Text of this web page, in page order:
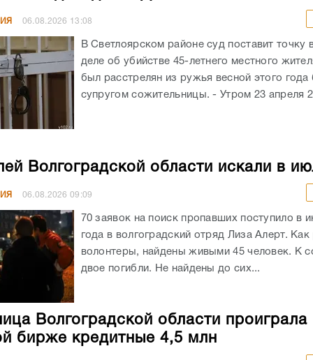
06.08.2026 13:08
В Светлоярском районе суд поставит точку
деле об убийстве 45-летнего местного
был расстрелян из ружья весной этого
супругом сожительницы. - Утром 23 апреля
Волгоградской области искали в
06.08.202609:09
70 заявок на поиск пропавших поступило в
года в волгоградский отряд Лиза Алерт. Как
волонтеры, найдены живыми 45 человек. К
двое погибли. Не найдены до сих...
Волгоградской области проиграла
бирже кредитные 4,5 млн